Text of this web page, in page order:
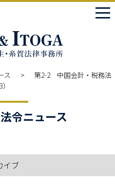
ス
第2-2 中国会計・税務法
令ニュース
イブ